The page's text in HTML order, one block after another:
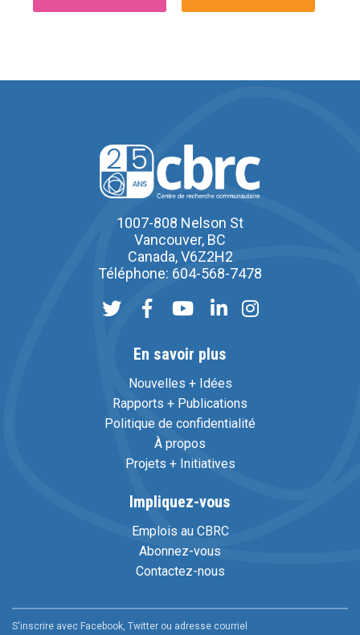
1007-808 Nelson St
Vancouver, BC
Canada, V6Z2H2
Téléphone: 604-568-7478
En savoir plus
Nouvelles + Idées
Rapports + Publications
Politique de confidentialité
À propos
Projets + Initiatives
Impliquez-vous
Emplois au CBRC
Abonnez-vous
Contactez-nous
S'inscrire avec Facebook, Twitter ou adresse courriel